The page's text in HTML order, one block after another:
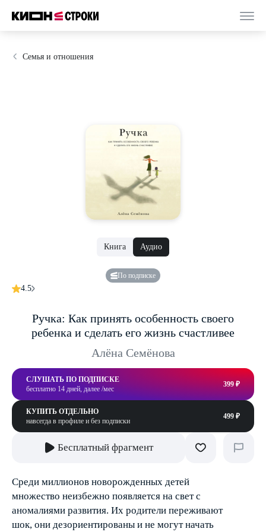
Семья и отношения
Книга Аудио
По подписке
4.5
Ручка: Как принять особенность своего
ребенка и сделать его жизнь счастливее
Алёна Семёнова
СЛУШАТЬ ПО ПОДПИСКЕ
бесплатно 14 дней, далее /мес
399 ₽
КУПИТЬ ОТДЕЛЬНО
навсегда в профиле и без подписки
499 ₽
Бесплатный фрагмент
Среди миллионов новорожденных детей
множество неизбежно появляется на свет с
аномалиями развития. Их родители переживают
шок, они дезориентированы и не могут начать